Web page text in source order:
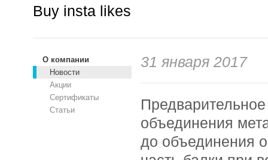
Buy insta likes
О компании
Новости
Акции
Сертификаты
Статьи
31 января 2017
объединения
до объединения